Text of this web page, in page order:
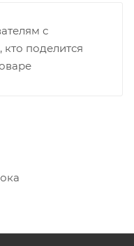
с
поделится